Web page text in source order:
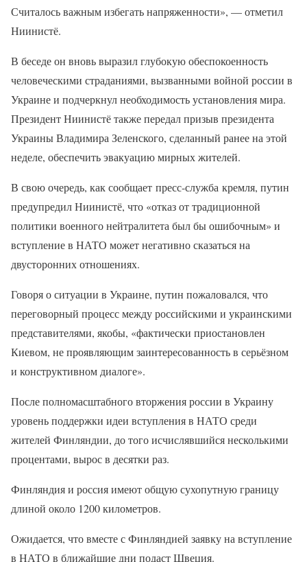
Считалось важным избегать напряженности», — отметил
Ниинистё.
В беседе он вновь выразил глубокую обеспокоенность
человеческими страданиями, вызванными войной россии в
Украине и подчеркнул необходимость установления мира.
Президент Ниинистё также передал призыв президента
Украины Владимира Зеленского, сделанный ранее на этой
неделе, обеспечить эвакуацию мирных жителей.
В свою очередь, как сообщает пресс-служба кремля, путин
предупредил Ниинистё, что «отказ от традиционной
политики военного нейтралитета был бы ошибочным» и
вступление в НАТО может негативно сказаться на
двусторонних отношениях.
Говоря о ситуации в Украине, путин пожаловался, что
переговорный процесс между российскими и украинскими
представителями, якобы, «фактически приостановлен
Киевом, не проявляющим заинтересованность в серьёзном
и конструктивном диалоге».
После полномасштабного вторжения россии в Украину
уровень поддержки идеи вступления в НАТО среди
жителей Финляндии, до того исчислявшийся несколькими
процентами, вырос в десятки раз.
Финляндия и россия имеют общую сухопутную границу
длиной около 1200 километров.
Ожидается, что вместе с Финляндией заявку на вступление
в НАТО в ближайшие дни подаст Швеция.